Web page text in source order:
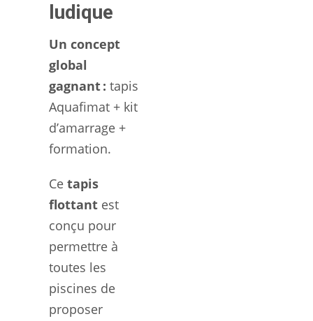
ludique
Un concept
global
gagnant : tapis
Aquafimat + kit
d’amarrage +
formation.
Ce tapis
flottant est
conçu pour
permettre à
toutes les
piscines de
proposer